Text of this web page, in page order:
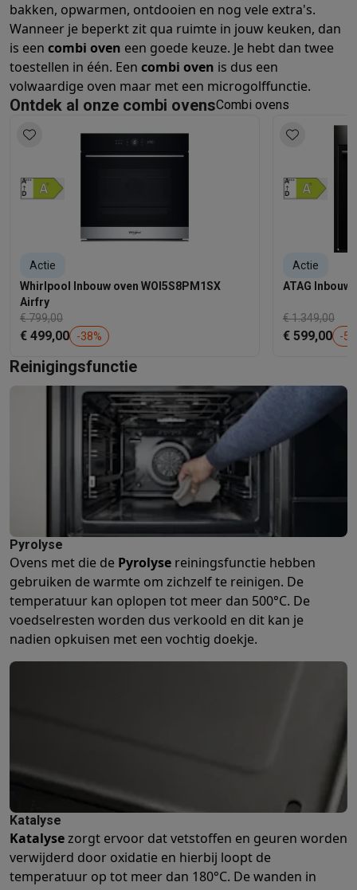
bakken, opwarmen, ontdooien en nog vele extra's.
Wanneer je beperkt zit qua ruimte in jouw keuken, dan
is een combi oven een goede keuze. Je hebt dan twee
toestellen in één. Een combi oven is dus een
volwaardige oven maar met een microgolffunctie.
Ontdek al onze combi ovensCombi ovens
Actie
Whirlpool Inbouw oven WOI5S8PM1SX
Airfry
€ 799,00
€ 499,00 -38%
Actie
ATAG Inbouw
€ 1.349,00
€ 599,00 -56
Reinigingsfunctie
Pyrolyse
Ovens met die de Pyrolyse reiningsfunctie hebben
gebruiken de warmte om zichzelf te reinigen. De
temperatuur kan oplopen tot meer dan 500°C. De
voedselresten worden dus verkoold en dit kan je
nadien opkuisen met een vochtig doekje.
Katalyse
Katalysezorgt ervoor dat vetstoffen en geuren worden
verwijderd door oxidatie en hierbij loopt de
temperatuur op tot meer dan 180°C. De wanden in